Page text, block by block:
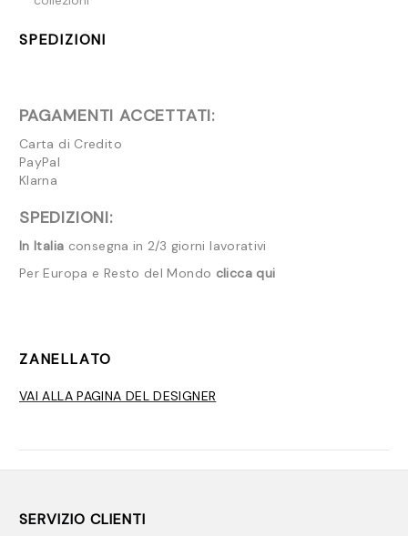
SPEDIZIONI
PAGAMENTI ACCETTATI:
Carta di Credito
PayPal
Klarna
SPEDIZIONI:
In Italia consegna in 2/3 giorni lavorativi
Per Europa e Resto del Mondo clicca qui
ZANELLATO
VAI ALLA PAGINA DEL DESIGNER
SERVIZIO CLIENTI